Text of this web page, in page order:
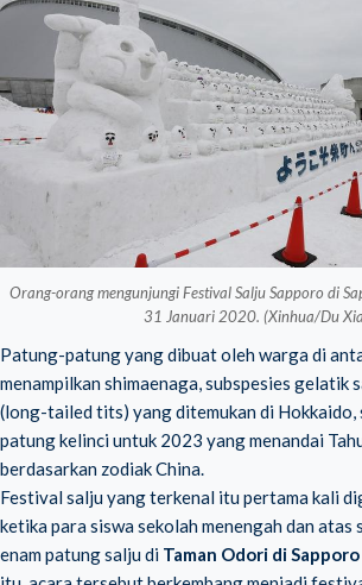
Orang-orang mengunjungi Festival Salju Sapporo di
31 Januari 2020. (Xinhua/Du
Patung-patung yang dibuat oleh warga di
menampilkan shimaenaga, subspesies gelatik
(long-tailed tits) yang ditemukan di Hokkaido,
patung kelinci untuk 2023 yang menandai
berdasarkan zodiak China.
Festival salju yang terkenal itu pertama kali
ketika para siswa sekolah menengah dan atas
enam patung salju di Taman Odori di